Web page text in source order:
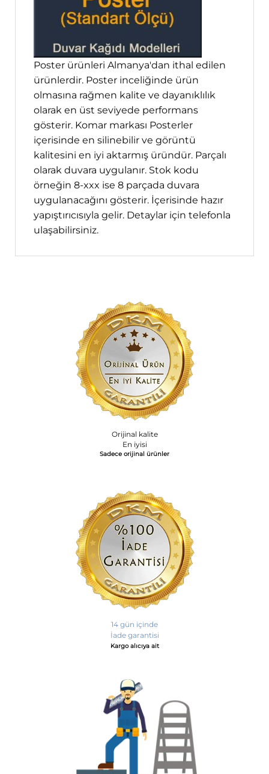
Poster ürünleri Almanya'dan ithal edilen
ürünlerdir. Poster inceliğinde ürün
olmasına rağmen kalite ve dayanıklılık
olarak en üst seviyede performans
gösterir. Komar markası Posterler
içerisinde en silinebilir ve görüntü
kalitesini en iyi aktarmış üründür. Parçalı
olarak duvara uygulanır. Stok kodu
örneğin 8-xxx ise 8 parçada duvara
uygulanacağını gösterir. İçerisinde hazır
yapıştırıcısıyla gelir. Detaylar için telefonla
ulaşabilirsiniz.
Orijinal kalite
En iyisi
Sadece orijinal ürünler
14 gün içinde
İade garantisi
Kargo alıcıya ait